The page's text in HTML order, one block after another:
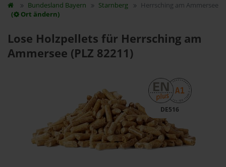
Bundesland Bayern Starnberg
Herrsching am Ammersee
(
Ort ändern)
Lose Holzpellets für Herrsching am
Ammersee (PLZ 82211)
DE516